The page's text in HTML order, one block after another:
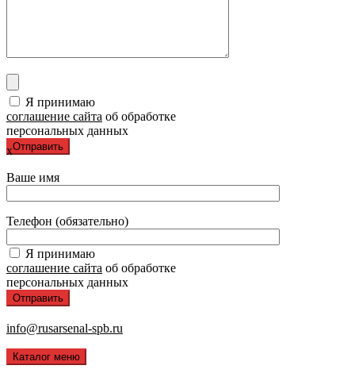
Я принимаю
соглашение сайта об обработке
персональных данных
x
Ваше имя
Телефон (обязательно)
Я принимаю
соглашение сайта об обработке
персональных данных
info@rusarsenal-spb.ru
Каталог меню